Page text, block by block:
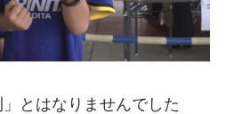
」とはなりませんでした